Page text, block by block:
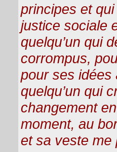
principes et qui
justice sociale
quelqu’un qui
corrompus,
pour ses idées
quelqu’un qui
changement
moment, au
et sa veste me